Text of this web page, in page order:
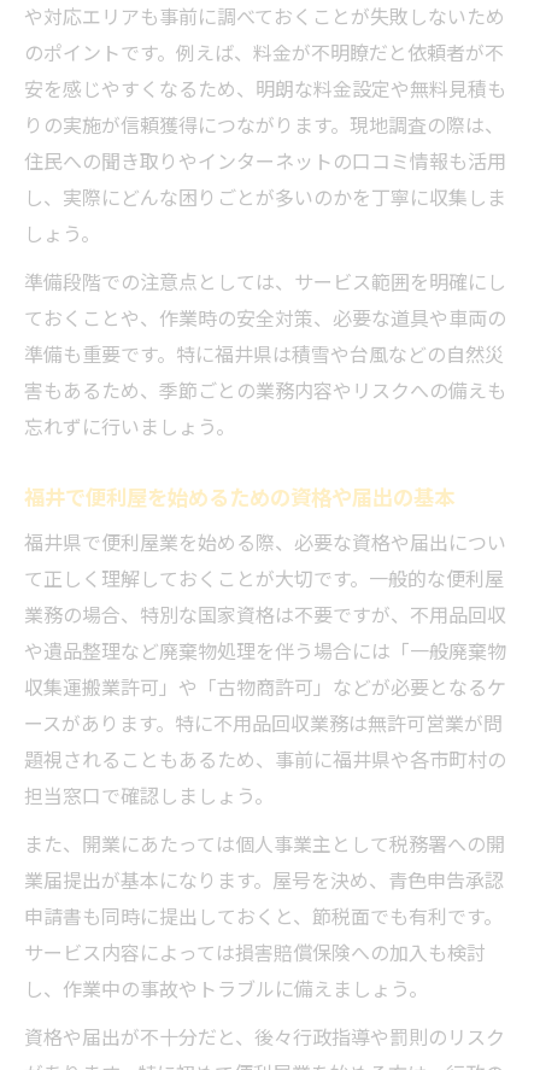
や対応エリアも事前に調べておくことが失敗しないため
のポイントです。例えば、料金が不明瞭だと依頼者が不
安を感じやすくなるため、明朗な料金設定や無料見積も
りの実施が信頼獲得につながります。現地調査の際は、
住民への聞き取りやインターネットの口コミ情報も活用
し、実際にどんな困りごとが多いのかを丁寧に収集しま
しょう。
準備段階での注意点としては、サービス範囲を明確にし
ておくことや、作業時の安全対策、必要な道具や車両の
準備も重要です。特に福井県は積雪や台風などの自然災
害もあるため、季節ごとの業務内容やリスクへの備えも
忘れずに行いましょう。
福井で便利屋を始めるための資格や届出の基本
福井県で便利屋業を始める際、必要な資格や届出につい
て正しく理解しておくことが大切です。一般的な便利屋
業務の場合、特別な国家資格は不要ですが、不用品回収
や遺品整理など廃棄物処理を伴う場合には「一般廃棄物
収集運搬業許可」や「古物商許可」などが必要となるケ
ースがあります。特に不用品回収業務は無許可営業が問
題視されることもあるため、事前に福井県や各市町村の
担当窓口で確認しましょう。
また、開業にあたっては個人事業主として税務署への開
業届提出が基本になります。屋号を決め、青色申告承認
申請書も同時に提出しておくと、節税面でも有利です。
サービス内容によっては損害賠償保険への加入も検討
し、作業中の事故やトラブルに備えましょう。
資格や届出が不十分だと、後々行政指導や罰則のリスク